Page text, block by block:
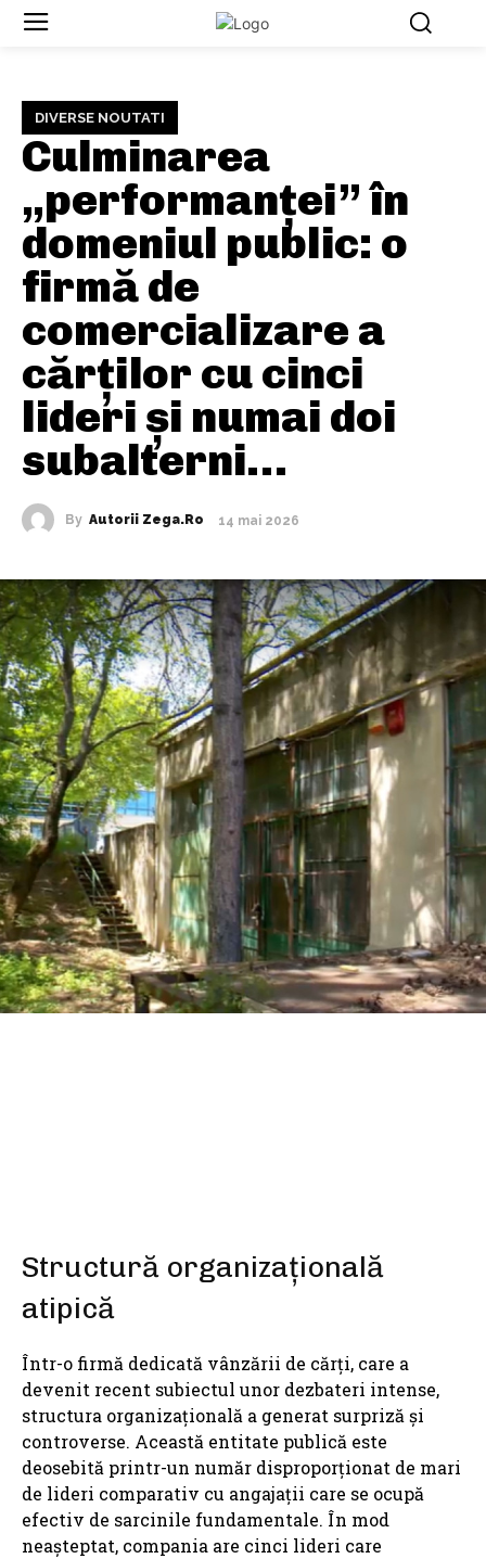
DIVERSE NOUTATI
Culminarea
„performanței” în
domeniul public: o
firmă de
comercializare a
cărților cu cinci
lideri și numai doi
subalterni…
By Autorii Zega.ro 14 mai 2026
Structură organizațională
atipică
Într-o firmă dedicată vânzării de cărți, care a
devenit recent subiectul unor dezbateri intense,
structura organizațională a generat surpriză și
controverse. Această entitate publică este
deosebită printr-un număr disproporționat de mari
de lideri comparativ cu angajații care se ocupă
efectiv de sarcinile fundamentale. În mod
neașteptat, compania are cinci lideri care